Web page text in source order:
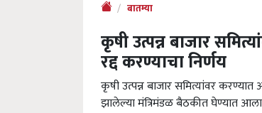
बातम्या
कृषी उत्पन्न बाजार
रद्द करण्याचा निर्णय
कृषी उत्पन्न बाजार समित्यांवर
झालेल्या मंत्रिमंडळ बैठकीत घेण्यात